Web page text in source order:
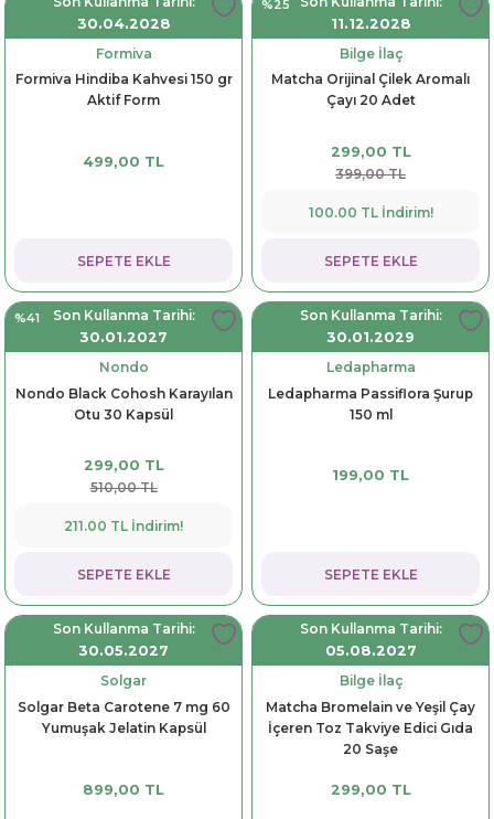
30.04.2028
Formiva
Formiva Hindiba Kahvesi 150 gr
Aktif Form
499,00 TL
SEPETE EKLE
%25
11.12.2028
Bilge İlaç
Matcha Orijinal Çilek Aromalı
Çayı 20 Adet
299,00 TL
399,00 TL
100.00 TL İndirim!
SEPETE EKLE
%41
Son Kullanma Tarihi:
30.01.2027
Nondo
Nondo Black Cohosh Karayılan
Otu 30 Kapsül
299,00 TL
510,00 TL
211.00 TL İndirim!
SEPETE EKLE
Son Kullanma Tarihi:
30.01.2029
Ledapharma
Ledapharma Passiflora Şurup
150 ml
199,00 TL
SEPETE EKLE
Son Kullanma Tarihi:
30.05.2027
Solgar
Solgar Beta Carotene 7 mg 60
Yumuşak Jelatin Kapsül
899,00 TL
Son Kullanma Tarihi:
05.08.2027
Bilge İlaç
Matcha Bromelain ve Yeşil Çay
İçeren Toz Takviye Edici Gıda
20 Saşe
299,00 TL